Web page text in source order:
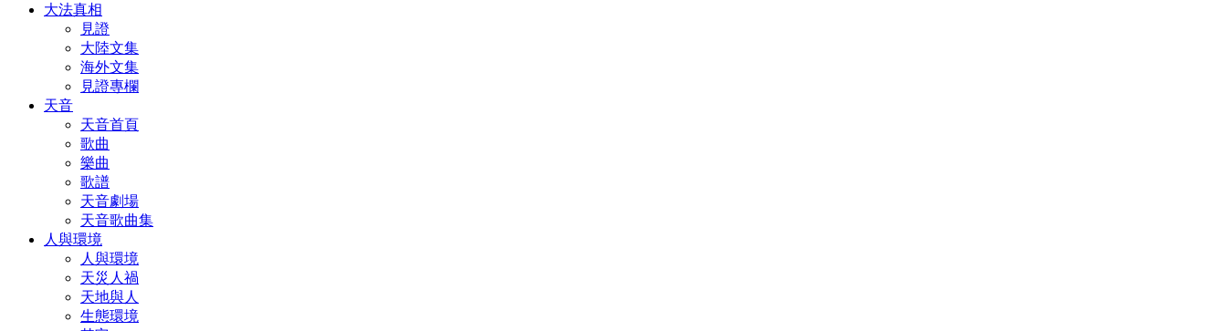
大法真相
見證
大陸文集
海外文集
見證專欄
天音
天音首頁
歌曲
樂曲
歌譜
天音劇場
天音歌曲集
人與環境
人與環境
天災人禍
天地與人
生態環境